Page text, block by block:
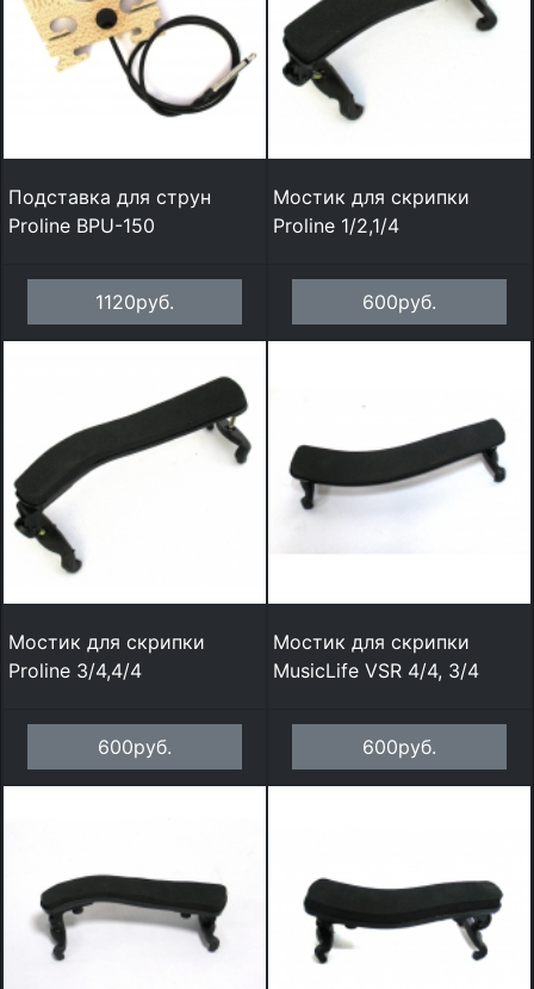
Подставка для струн
Proline BPU-150
1120руб.
Мостик для скрипки
Proline 1/2,1/4
600руб.
Мостик для скрипки
Proline 3/4,4/4
600руб.
Мостик для скрипки
MusicLife VSR 4/4, 3/4
600руб.